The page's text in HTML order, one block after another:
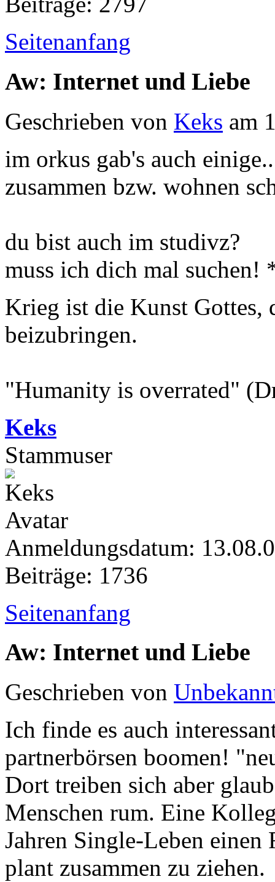
Seitenanfang
Aw: Internet und Liebe
Geschrieben von Keks am
im orkus gab's auch
zusammen bzw. wohnen
du bist auch im studivz?
muss ich dich mal suchen!
Krieg ist die Kunst Gottes,
beizubringen.
"Humanity is overrated"
Keks
Stammuser
Anmeldungsdatum:
Beiträge: 1736
Seitenanfang
Aw: Internet und Liebe
Geschrieben von
Ich finde es auch
partnerbörsen boomen!
Dort treiben sich aber
Menschen rum. Eine
Jahren Single-Leben
plant zusammen zu ziehen.